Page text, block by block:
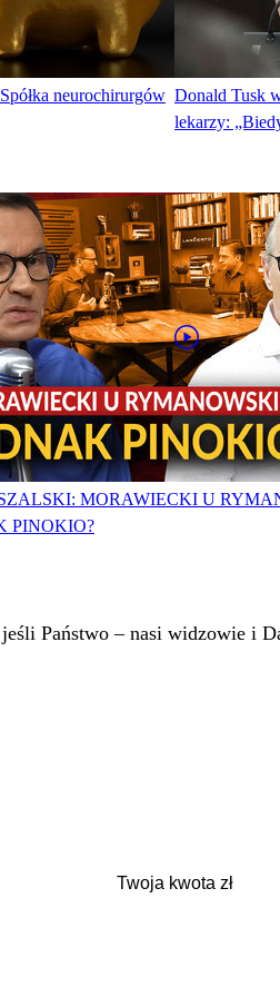
neurochirurgów Donald Tusk
lekarzy:
MORAWIECKI U
PINOKIO?
Państwo – nasi widzowie i